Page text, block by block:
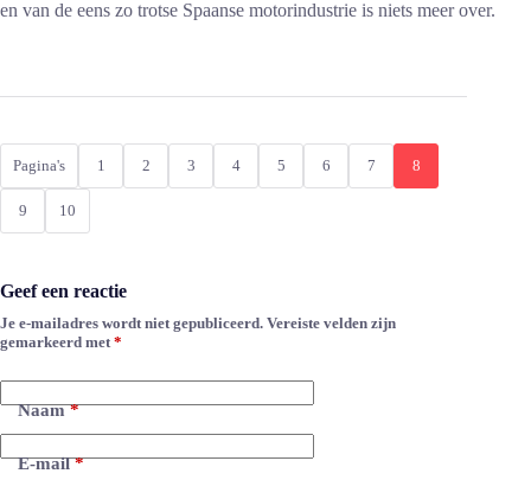
en van de eens zo trotse Spaanse motorindustrie is niets meer over.
Pagina's 1 2 3 4 5 6 7 8
9 10
Geef een reactie
Je e-mailadres wordt niet gepubliceerd. Vereiste velden zijn
gemarkeerd met*
Naam*
E-mail*
A
l
r
n
a